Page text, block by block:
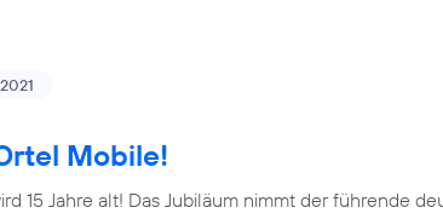
Mobile!
15 Jahre alt! Das Jubiläum nimmt der führende